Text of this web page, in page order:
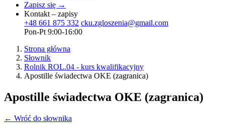
Zapisz się →
Kontakt – zapisy
+48 661 875 332 cku.zgloszenia@gmail.com
Pon-Pt 9:00-16:00
Strona główna
Słownik
Rolnik ROL.04 - kurs kwalifikacyjny
Apostille świadectwa OKE (zagranica)
Apostille świadectwa OKE (zagranica)
← Wróć do słownika